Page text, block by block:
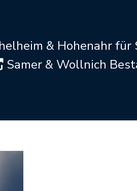
& Hohenahr für
Samer & Wollnich